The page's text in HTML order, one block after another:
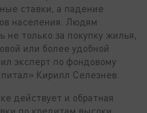
ставки, а падение
населения. Людям
не только за покупку жилья,
или более удобной
эксперт по фондовому
Кирилл Селезнев.
действует и обратная